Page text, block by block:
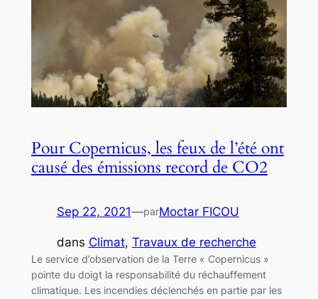
Pour Copernicus, les feux de l’été ont
causé des émissions record de CO2
Sep 22, 2021—parMoctar FICOU
dans Climat, Travaux de recherche
Le service d’observation de la Terre « Copernicus »
pointe du doigt la responsabilité du réchauffement
climatique. Les incendies déclenchés en partie par les